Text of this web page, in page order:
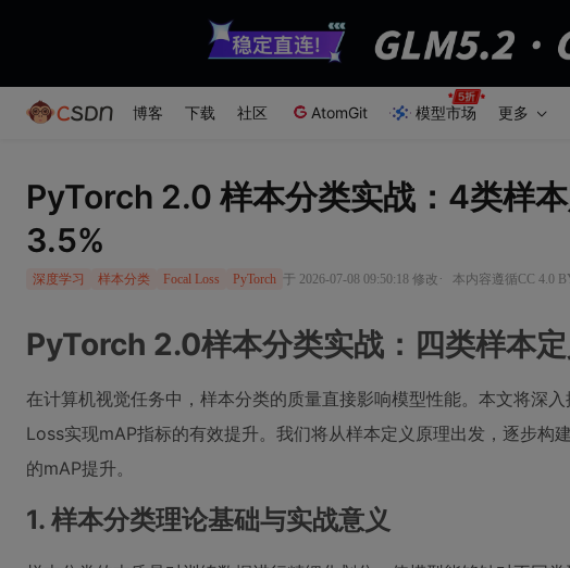
博客 下载 社区 AtomGit 模型市场 更多
PyTorch 2.0 样本分类实战：4类样
3.5%
深度学习 样本分类 Focal Loss PyTorch 于 2026-07-08 09:50:18 修改 · 本内容遵循CC 4.0
PyTorch 2.0样本分类实战：四类样本
在计算机视觉任务中，样本分类的质量直接影响模型性能。本文将深
Loss实现mAP指标的有效提升。我们将从样本定义原理出发，逐步
的mAP提升。
1. 样本分类理论基础与实战意义